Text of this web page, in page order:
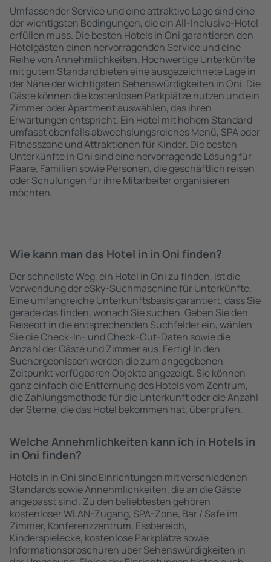
Umfassender Service und eine attraktive Lage sind eine
der wichtigsten Bedingungen, die ein All-Inclusive-Hotel
erfüllen muss. Die besten Hotels in Oni garantieren den
Hotelgästen einen hervorragenden Service und eine
Reihe von Annehmlichkeiten. Hochwertige Unterkünfte
mit gutem Standard bieten eine ausgezeichnete Lage in
der Nähe der wichtigsten Sehenswürdigkeiten in Oni. Die
Gäste können die kostenlosen Parkplätze nutzen und ein
Zimmer oder Apartment auswählen, das ihren
Erwartungen entspricht. Ein Hotel mit hohem Standard
umfasst ebenfalls abwechslungsreiches Menü, SPA oder
Fitnesszone und Attraktionen für Kinder. Die besten
Unterkünfte in Oni sind eine hervorragende Lösung für
Paare, Familien sowie Personen, die geschäftlich reisen
oder Schulungen für ihre Mitarbeiter organisieren
möchten.
Wie kann man das Hotel in in Oni finden?
Der schnellste Weg, ein Hotel in Oni zu finden, ist die
Verwendung der eSky-Suchmaschine für Unterkünfte.
Eine umfangreiche Unterkunftsbasis garantiert, dass Sie
gerade das finden, wonach Sie suchen. Geben Sie den
Reiseort in die entsprechenden Suchfelder ein, wählen
Sie die Check-In- und Check-Out-Daten sowie die
Anzahl der Gäste und Zimmer aus. Fertig! In den
Suchergebnissen werden die zum angegebenen
Zeitpunkt verfügbaren Objekte angezeigt. Sie können
ganz einfach die Entfernung des Hotels vom Zentrum,
die Zahlungsmethode für die Unterkunft oder die Anzahl
der Sterne, die das Hotel bekommen hat, überprüfen.
Welche Annehmlichkeiten kann ich in Hotels in
in Oni finden?
Hotels in in Oni sind Einrichtungen mit verschiedenen
Standards sowie Annehmlichkeiten, die an die Gäste
angepasst sind . Zu den beliebtesten gehören
kostenloser WLAN-Zugang, SPA-Zone, Bar / Safe im
Zimmer, Konferenzzentrum, Essbereich,
Kinderspielecke, kostenlose Parkplätze sowie
Informationsbroschüren über Sehenswürdigkeiten in